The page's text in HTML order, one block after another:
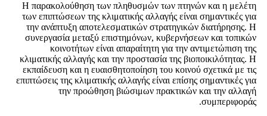
Η παρακολούθηση των πληθυσμών των πτηνών και η μελέτη
των επιπτώσεων της κλιματικής αλλαγής είναι σημαντικές για
την ανάπτυξη αποτελεσματικών στρατηγικών διατήρησης. Η
συνεργασία μεταξύ επιστημόνων, κυβερνήσεων και τοπικών
κοινοτήτων είναι απαραίτητη για την αντιμετώπιση της
κλιματικής αλλαγής και την προστασία της βιοποικιλότητας. Η
εκπαίδευση και η ευαισθητοποίηση του κοινού σχετικά με τις
επιπτώσεις της κλιματικής αλλαγής είναι επίσης σημαντικές για
την προώθηση βιώσιμων πρακτικών και την αλλαγή
συμπεριφοράς.